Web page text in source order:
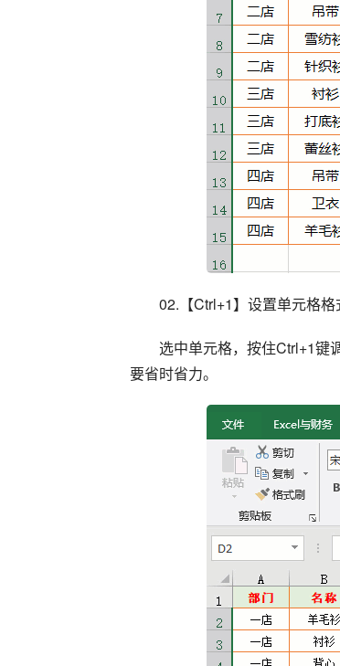
02.【Ctrl+1】设置单元格格
选中单元格，按住Ctrl+1键
要省时省力。